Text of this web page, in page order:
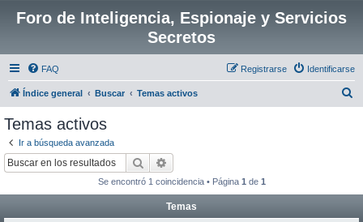
Foro de Inteligencia, Espionaje y Servicios
Secretos
FAQ Identificarse
Registrarse
Índice general Buscar Temas activos
Temas activos
Ir a búsqueda avanzada
Buscar
Se encontró 1 coincidencia • Página 1 de 1
Temas